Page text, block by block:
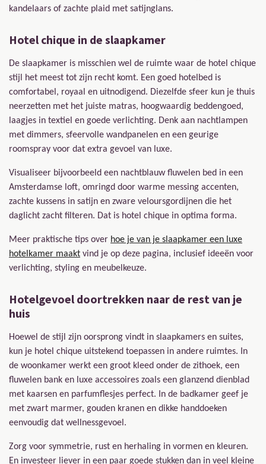
kandelaars of zachte plaid met satijnglans.
Hotel chique in de slaapkamer
De slaapkamer is misschien wel de ruimte waar de hotel chique
stijl het meest tot zijn recht komt. Een goed hotelbed is
comfortabel, royaal en uitnodigend. Diezelfde sfeer kun je thuis
neerzetten met het juiste matras, hoogwaardig beddengoed,
laagjes in textiel en goede verlichting. Denk aan nachtlampen
met dimmers, sfeervolle wandpanelen en een geurige
roomspray voor dat extra gevoel van luxe.
Visualiseer bijvoorbeeld een nachtblauw fluwelen bed in een
Amsterdamse loft, omringd door warme messing accenten,
zachte kussens in satijn en zware veloursgordijnen die het
daglicht zacht filteren. Dat is hotel chique in optima forma.
Meer praktische tips over hoe je van je slaapkamer een luxe
hotelkamer maakt vind je op deze pagina, inclusief ideeën voor
verlichting, styling en meubelkeuze.
Hotelgevoel doortrekken naar de rest van je
huis
Hoewel de stijl zijn oorsprong vindt in slaapkamers en suites,
kun je hotel chique uitstekend toepassen in andere ruimtes. In
de woonkamer werkt een groot kleed onder de zithoek, een
fluwelen bank en luxe accessoires zoals een glanzend dienblad
met kaarsen en parfumflesjes perfect. In de badkamer geef je
met zwart marmer, gouden kranen en dikke handdoeken
eenvoudig dat wellnessgevoel.
Zorg voor symmetrie, rust en herhaling in vormen en kleuren.
En investeer liever in een paar goede stukken dan in veel kleine